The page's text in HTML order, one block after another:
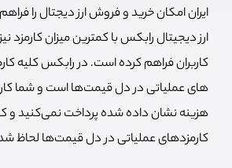
ایران امکان خرید و فروش ارز دیجتال را
ارز دیجیتال رابکس با کمترین میزان کارمزد
کاربران فراهم کرده است. در رابکس کلیه
های عملیاتی در دل قیمت‌ها است و شما
هزینه نشان داده شده پرداخت نمی‌کنید و
کارمزد‌های عملیاتی در دل قیمت‌ها لحاظ